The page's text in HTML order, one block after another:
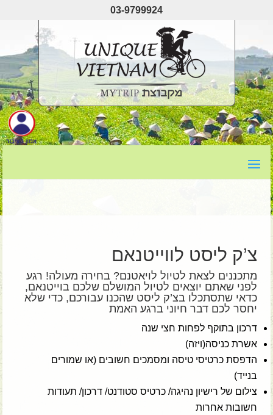
03-9799924
צ’ק ליסט לווייטנאם
מתכננים לצאת לטיול לויאטנם? בחירה מעולה! רגע
לפני שאתם יוצאים לטיול המושלם שלכם בוייטנאם,
כדאי שתסתכלו בצ’ק ליסט שהכנו עבורכם, כדי שלא
יחסר לכם דבר חיוני ברגע האמת
דרכון בתוקף לפחות חצי שנה
אשרת כניסה(ויזה)
הדפסת כרטיסי טיסה ומסמכים חשובים (או שמורים
בנייד)
צילום של רישיון נהיגה/ כרטיס סטודנט/ דרכון/ תעודות
חשובות אחרות